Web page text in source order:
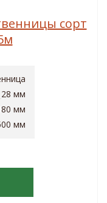
сорт
28 мм
мм
мм